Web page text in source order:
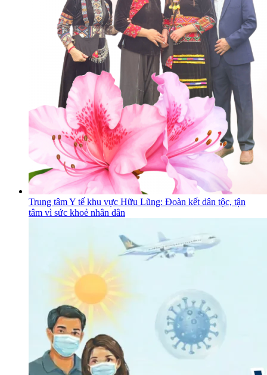
Trung tâm Y tế khu vực Hữu Lũng: Đoàn kết dân tộc, tận
tâm vì sức khoẻ nhân dân